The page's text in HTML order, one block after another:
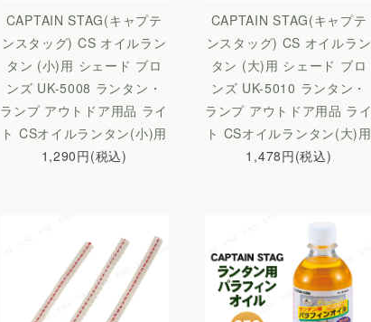
CAPTAIN STAG(キャプテ
ンスタッグ) CS オイルラン
タン (小)用 シェード ブロ
ンズ UK-5008 ランタン・
ランプ アウトドア用品 ライ
ト CSオイルランタン(小)用
1,290円(税込)
CAPTAIN STAG(キャプテ
ンスタッグ) CS オイルラン
タン (大)用 シェード ブロ
ンズ UK-5010 ランタン・
ランプ アウトドア用品 ライ
ト CSオイルランタン(大)用
1,478円(税込)